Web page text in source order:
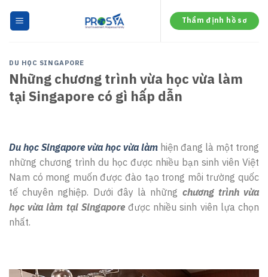
Thẩm định hồ sơ
DU HỌC SINGAPORE
Những chương trình vừa học vừa làm
tại Singapore có gì hấp dẫn
Du học Singapore vừa học vừa làm hiện đang là một trong
những chương trình du học được nhiều bạn sinh viên Việt
Nam có mong muốn được đào tạo trong môi trường quốc
tế chuyên nghiệp. Dưới đây là những chương trình vừa
học vừa làm tại Singapoređược nhiều sinh viên lựa chọn
nhất.